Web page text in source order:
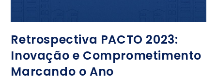
Retrospectiva PACTO 2023:
Inovação e Comprometimento
Marcando o Ano